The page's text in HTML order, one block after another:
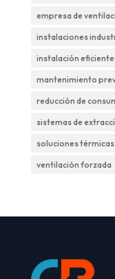
empresa de
instalaciones
instalación eficiente
mantenimiento
reducción de
sistemas de
soluciones
ventilación forzada